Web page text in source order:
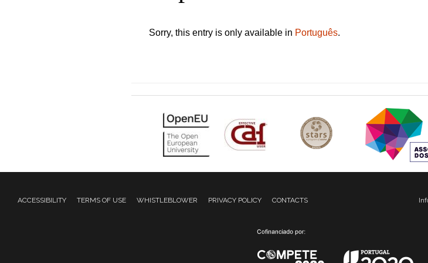
Sorry, this entry is only available in Português.
ACCESSIBILITY TERMS OF USE WHISTLEBLOWER PRIVACY POLICY CONTACTS